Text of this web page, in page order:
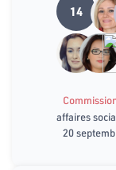
14
affaires
20